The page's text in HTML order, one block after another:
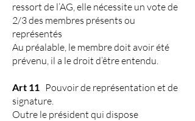
ressort de l’AG, elle nécessite un vote de
2/3 des membres présents ou
représentés
Au préalable, le membre doit avoir été
prévenu, il a le droit d’être entendu.
Art 11 Pouvoir de représentation et de
signature.
Outre le président qui dispose